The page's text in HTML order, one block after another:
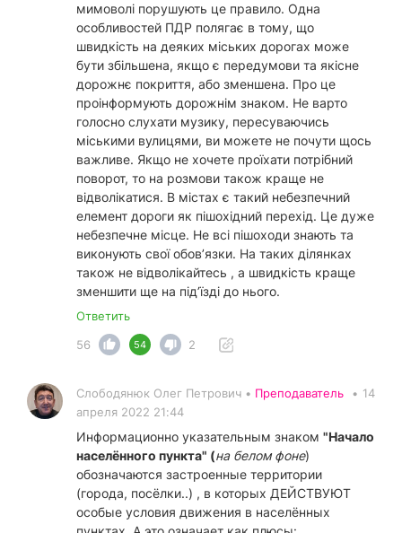
мимоволі порушують це правило. Одна
особливостей ПДР полягає в тому, що
швидкість на деяких міських дорогах може
бути збільшена, якщо є передумови та якісне
дорожнє покриття, або зменшена. Про це
проінформують дорожнім знаком. Не варто
голосно слухати музику, пересуваючись
міськими вулицями, ви можете не почути щось
важливе. Якщо не хочете проїхати потрібний
поворот, то на розмови також краще не
відволікатися. В містах є такий небезпечний
елемент дороги як пішохідний перехід. Це дуже
небезпечне місце. Не всі пішоходи знають та
виконують свої обов’язки. На таких ділянках
також не відволікайтесь , а швидкість краще
зменшити ще на під’їзді до нього.
Ответить
56
54 2
Слободянюк Олег Петрович • Преподаватель • 14
апреля 2022 21:44
Информационно указательным знаком "Начало
населённого пункта" (на белом фоне)
обозначаются застроенные территории
(города, посёлки..) , в которых ДЕЙСТВУЮТ
особые условия движения в населённых